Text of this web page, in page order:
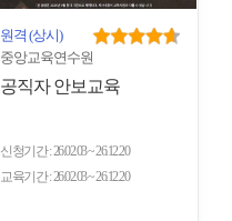
원격 (상시)
중앙교육연수원
공직자 안보교육
신청기간 26.02.03 ~ 26.12.20
교육기간 26.02.03 ~ 26.12.20